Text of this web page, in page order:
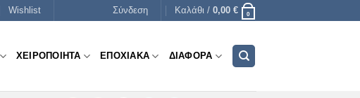
Wishlist Σύνδεση Καλάθι / 0,00 € 0
ΧΕΙΡΟΠΟΙΗΤΑ ΕΠΟΧΙΑΚΑ ΔΙΑΦΟΡΑ